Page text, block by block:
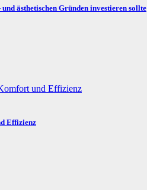
ästhetischen Gründen investieren sollte
Effizienz